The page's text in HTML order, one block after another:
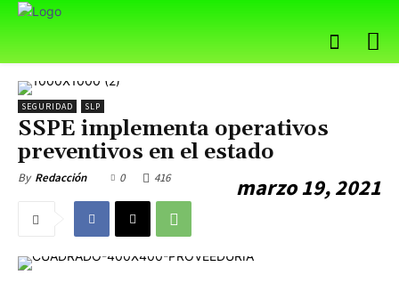
SEGURIDAD SLP
SSPE implementa operativos
preventivos en el estado
By Redacción marzo 19, 2021
0 416